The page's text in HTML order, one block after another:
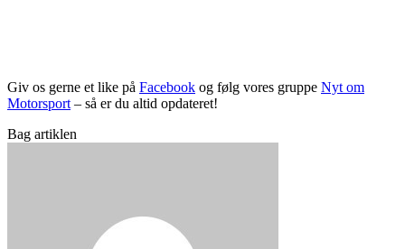
Giv os gerne et like på Facebook og følg vores gruppe Nyt om
Motorsport– så er du altid opdateret!
Bag artiklen